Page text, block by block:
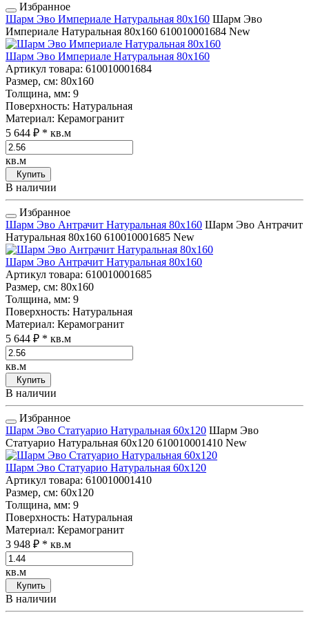
Избранное
Шарм Эво Империале Натуральная 80x160 Шарм Эво
Империале Натуральная 80x160 610010001684 New
Шарм Эво Империале Натуральная 80x160
Артикул товара: 610010001684
Размер, см: 80x160
Толщина, мм: 9
Поверхность: Натуральная
Материал: Керамогранит
5 644 ₽ * кв.м
кв.м
Купить
В наличии
Избранное
Шарм Эво Антрачит Натуральная 80x160 Шарм Эво Антрачит
Натуральная 80x160 610010001685 New
Шарм Эво Антрачит Натуральная 80x160
Артикул товара: 610010001685
Размер, см: 80x160
Толщина, мм: 9
Поверхность: Натуральная
Материал: Керамогранит
5 644 ₽ * кв.м
кв.м
Купить
В наличии
Избранное
Шарм Эво Статуарио Натуральная 60x120 Шарм Эво
Статуарио Натуральная 60x120 610010001410 New
Шарм Эво Статуарио Натуральная 60x120
Артикул товара: 610010001410
Размер, см: 60x120
Толщина, мм: 9
Поверхность: Натуральная
Материал: Керамогранит
3 948 ₽ * кв.м
кв.м
Купить
В наличии